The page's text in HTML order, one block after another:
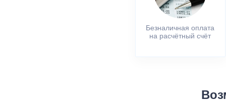
Безналичная оплата
на расчётный счёт